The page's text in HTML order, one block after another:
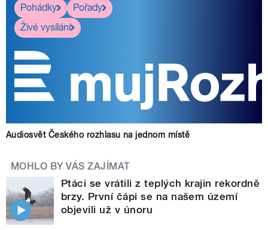
Pohádky
Pořady
Živé vysílání
Audiosvět Českého rozhlasu na jednom místě
MOHLO BY VÁS ZAJÍMAT
Ptáci se vrátili z teplých krajin rekordně
brzy. První čápi se na našem území
objevili už v únoru